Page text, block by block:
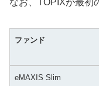
なお、TOPIXが最初
ファンド
ファンド
eMAXIS Slim